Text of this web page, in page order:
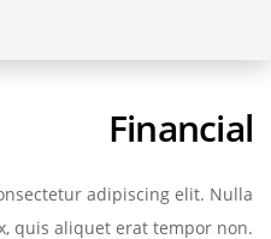
رد
کردن
لینک
Financial
adipiscing elit. Nulla
quis aliquet erat tempor non.